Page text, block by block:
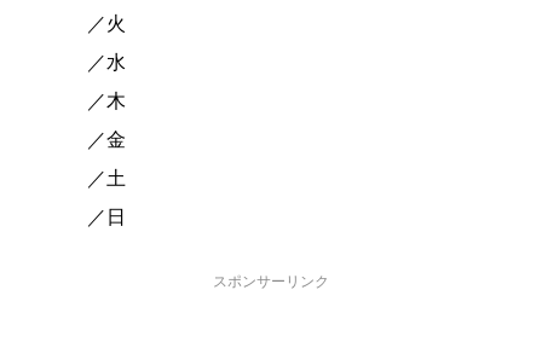
／火
／水
／木
／金
／土
／日
スポンサーリンク